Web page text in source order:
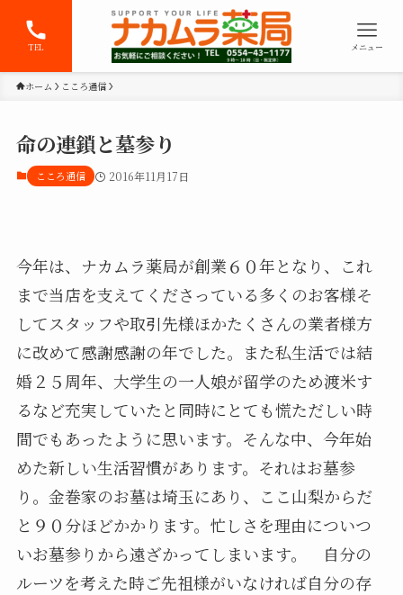
TEL メニュー
ホーム こころ通信
命の連鎖と墓参り
こころ通信 2016年11月17日
今年は、ナカムラ薬局が創業６０年となり、これ
まで当店を支えてくださっている多くのお客様そ
してスタッフや取引先様ほかたくさんの業者様方
に改めて感謝感謝の年でした。また私生活では結
婚２５周年、大学生の一人娘が留学のため渡米す
るなど充実していたと同時にとても慌ただしい時
間でもあったように思います。そんな中、今年始
めた新しい生活習慣があります。それはお墓参
り。金巻家のお墓は埼玉にあり、ここ山梨からだ
と９０分ほどかかります。忙しさを理由についつ
いお墓参りから遠ざかってしまいます。 自分の
ルーツを考えた時ご先祖様がいなければ自分の存